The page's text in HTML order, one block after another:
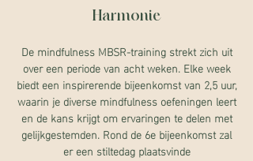
Harmonie
De mindfulness MBSR-training strekt zich uit
over een periode van acht weken. Elke week
biedt een inspirerende bijeenkomst van 2,5 uur,
waarin je diverse mindfulness oefeningen leert
en de kans krijgt om ervaringen te delen met
gelijkgestemden. Rond de 6e bijeenkomst zal
er een stiltedag plaatsvinde